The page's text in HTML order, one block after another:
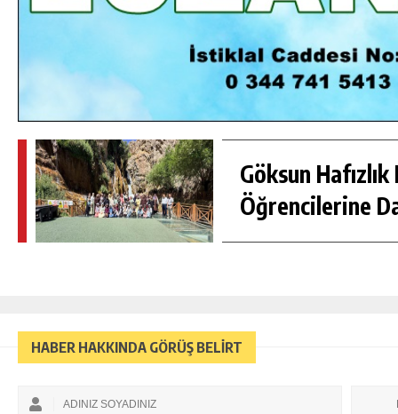
Göksun Hafızlık
Öğrencilerine
HABER HAKKINDA GÖRÜŞ BELİRT
GÜNLÜK HABER AKIŞI
GÖKSUN HAFIZLIK KIZ KUR’AN KURSU
ÖĞRENCILERINE DARENDE GEZISI.